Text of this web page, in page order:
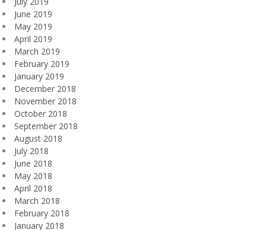
June 2019
May 2019
April 2019
March 2019
February 2019
January 2019
December 2018
November 2018
October 2018
September 2018
August 2018
July 2018
June 2018
May 2018
April 2018
March 2018
February 2018
January 2018